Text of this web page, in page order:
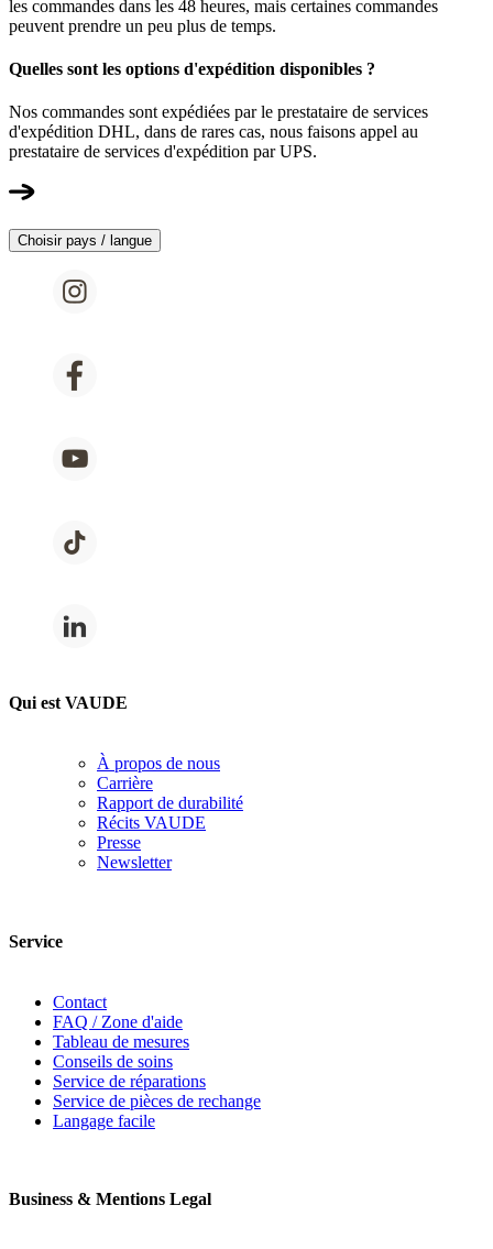
les commandes dans les 48 heures, mais certaines commandes
peuvent prendre un peu plus de temps.
Quelles sont les options d'expédition disponibles ?
Nos commandes sont expédiées par le prestataire de services
d'expédition DHL, dans de rares cas, nous faisons appel au
prestataire de services d'expédition par UPS.
Choisir pays / langue
Qui est VAUDE
À propos de nous
Carrière
Rapport de durabilité
Récits VAUDE
Presse
Newsletter
Service
Contact
FAQ / Zone d'aide
Tableau de mesures
Conseils de soins
Service de réparations
Service de pièces de rechange
Langage facile
Business & Mentions Legal